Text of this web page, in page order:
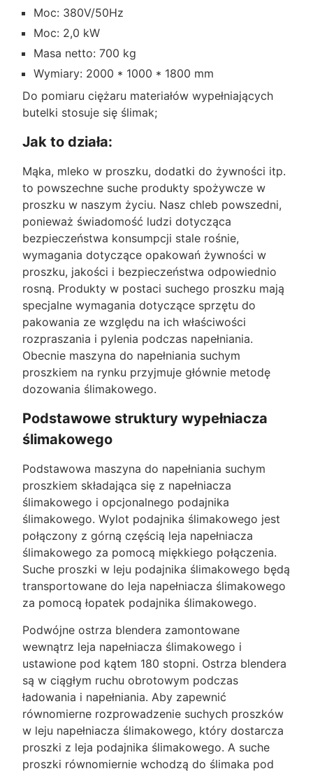
Moc: 380V/50Hz
Moc: 2,0 kW
Masa netto: 700 kg
Wymiary: 2000 * 1000 * 1800 mm
Do pomiaru ciężaru materiałów wypełniających
butelki stosuje się ślimak;
Jak to działa:
Mąka, mleko w proszku, dodatki do żywności itp.
to powszechne suche produkty spożywcze w
proszku w naszym życiu. Nasz chleb powszedni,
ponieważ świadomość ludzi dotycząca
bezpieczeństwa konsumpcji stale rośnie,
wymagania dotyczące opakowań żywności w
proszku, jakości i bezpieczeństwa odpowiednio
rosną. Produkty w postaci suchego proszku mają
specjalne wymagania dotyczące sprzętu do
pakowania ze względu na ich właściwości
rozpraszania i pylenia podczas napełniania.
Obecnie maszyna do napełniania suchym
proszkiem na rynku przyjmuje głównie metodę
dozowania ślimakowego.
Podstawowe struktury wypełniacza
ślimakowego
Podstawowa maszyna do napełniania suchym
proszkiem składająca się z napełniacza
ślimakowego i opcjonalnego podajnika
ślimakowego. Wylot podajnika ślimakowego jest
połączony z górną częścią leja napełniacza
ślimakowego za pomocą miękkiego połączenia.
Suche proszki w leju podajnika ślimakowego będą
transportowane do leja napełniacza ślimakowego
za pomocą łopatek podajnika ślimakowego.
Podwójne ostrza blendera zamontowane
wewnątrz leja napełniacza ślimakowego i
ustawione pod kątem 180 stopni. Ostrza blendera
są w ciągłym ruchu obrotowym podczas
ładowania i napełniania. Aby zapewnić
równomierne rozprowadzenie suchych proszków
w leju napełniacza ślimakowego, który dostarcza
proszki z leja podajnika ślimakowego. A suche
proszki równomiernie wchodzą do ślimaka pod